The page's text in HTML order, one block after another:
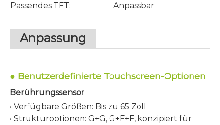
Passendes TFT: Anpassbar
Anpassung
● Benutzerdefinierte Touchscreen-Optionen
Berührungssensor
• Verfügbare Größen: Bis zu 65 Zoll
• Strukturoptionen: G+G, G+F+F, konzipiert für